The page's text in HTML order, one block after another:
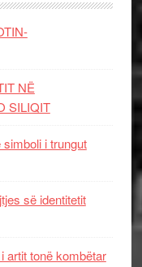
NË
SILIQIT
i trungut
së identitetit
artit tonë kombëtar